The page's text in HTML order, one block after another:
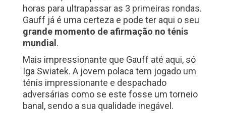
horas para ultrapassar as 3 primeiras rondas.
Gauff já é uma certeza e pode ter aqui o seu
grande momento de afirmação no ténis
mundial .
Mais impressionante que Gauff até aqui, só
Iga Swiatek. A jovem polaca tem jogado um
ténis impressionante e despachado
adversárias como se este fosse um torneio
banal, sendo a sua qualidade inegável.